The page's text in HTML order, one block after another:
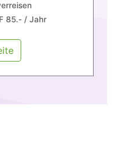
85.- / Jahr